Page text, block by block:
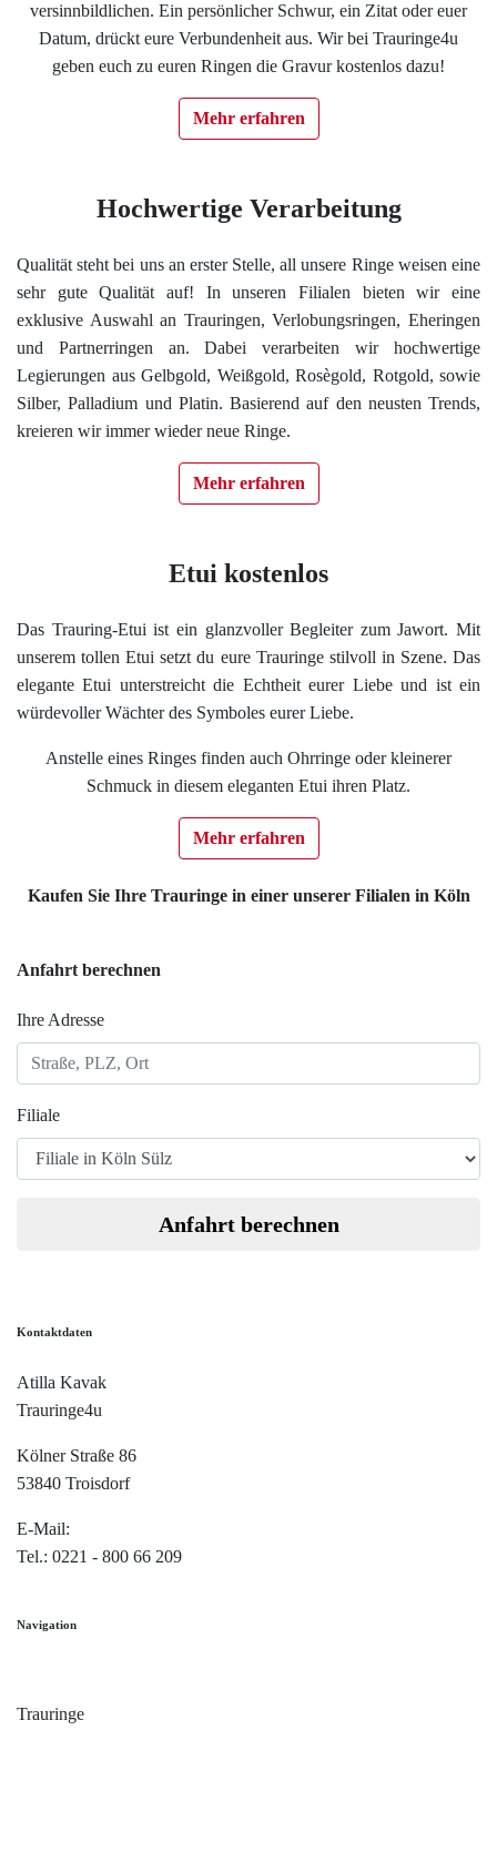
versinnbildlichen. Ein persönlicher Schwur, ein Zitat oder euer
Datum, drückt eure Verbundenheit aus. Wir bei Trauringe4u
geben euch zu euren Ringen die Gravur kostenlos dazu!
Mehr erfahren
Hochwertige Verarbeitung
Qualität steht bei uns an erster Stelle, all unsere Ringe weisen eine
sehr gute Qualität auf! In unseren Filialen bieten wir eine
exklusive Auswahl an Trauringen, Verlobungsringen, Eheringen
und Partnerringen an. Dabei verarbeiten wir hochwertige
Legierungen aus Gelbgold, Weißgold, Rosègold, Rotgold, sowie
Silber, Palladium und Platin. Basierend auf den neusten Trends,
kreieren wir immer wieder neue Ringe.
Mehr erfahren
Etui kostenlos
Das Trauring-Etui ist ein glanzvoller Begleiter zum Jawort. Mit
unserem tollen Etui setzt du eure Trauringe stilvoll in Szene. Das
elegante Etui unterstreicht die Echtheit eurer Liebe und ist ein
würdevoller Wächter des Symboles eurer Liebe.
Anstelle eines Ringes finden auch Ohrringe oder kleinerer
Schmuck in diesem eleganten Etui ihren Platz.
Mehr erfahren
Kaufen Sie Ihre Trauringe in einer unserer Filialen in Köln
Anfahrt berechnen
Ihre Adresse
Filiale
Anfahrt berechnen
Kontaktdaten
Atilla Kavak
Trauringe4u
Kölner Straße 86
53840 Troisdorf
E-Mail:
Tel.: 0221 - 800 66 209
Navigation
Trauringe
Individuelle Trauringe
Ratgeber